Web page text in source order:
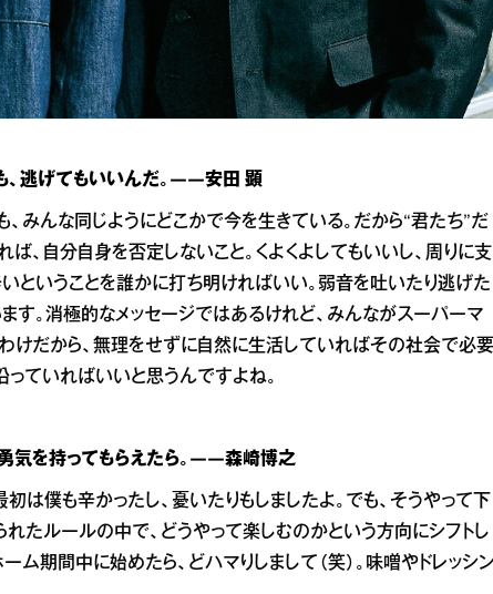
、逃げてもいいんだ。――安田 顕
みんな同じようにどこかで今を生きている。だから“君たち”だ
、自分自身を否定しないこと。くよくよしてもいいし、周りに支
ということを誰かに打ち明ければいい。弱音を吐いたり逃げた
す。消極的なメッセージではあるけれど、みんながスーパーマ
けだから、無理をせずに自然に生活していればその社会で必要
ていればいいと思うんですよね。
気を持ってもらえたら。――森崎博之
は僕も辛かったし、憂いたりもしましたよ。でも、そうやって下
たルールの中で、どうやって楽しむのかという方向にシフトし
ム期間中に始めたら、どハマりしまして（笑）。味噌やドレッシ